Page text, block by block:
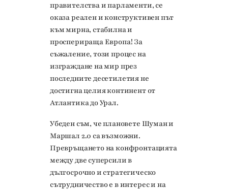
правителства и парламенти, се
оказа реален и конструктивен път
към мирна, стабилна и
просперираща Европа! За
съжаление, този процес на
изграждане на мир през
последните десетилетия не
достигна целия континент от
Атлантика до Урал.
Убеден съм, че плановете Шуман и
Маршал 2.0 са възможни.
Превръщането на конфронтацията
между две суперсили в
дългосрочно и стратегическо
сътрудничество е в интерес и на